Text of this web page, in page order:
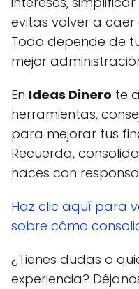
evitas volver a caer
Todo depende de
mejor
En Ideas Dinero te
herramientas,
para mejorar tus
Recuerda,
haces con
Haz clic aquí para
sobre cómo
¿Tienes dudas o
experiencia?